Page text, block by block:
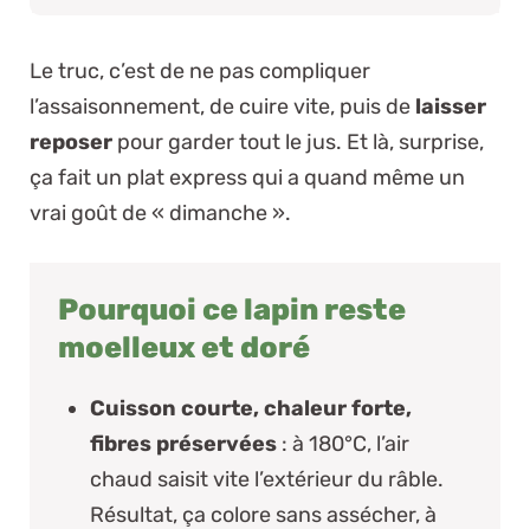
Le truc, c’est de ne pas compliquer
l’assaisonnement, de cuire vite, puis de laisser
reposer pour garder tout le jus. Et là, surprise,
ça fait un plat express qui a quand même un
vrai goût de « dimanche ».
Pourquoi ce lapin reste
moelleux et doré
Cuisson courte, chaleur forte,
fibres préservées : à 180°C, l’air
chaud saisit vite l’extérieur du râble.
Résultat, ça colore sans assécher, à